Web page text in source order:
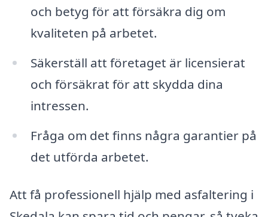
och betyg för att försäkra dig om
kvaliteten på arbetet.
Säkerställ att företaget är licensierat
och försäkrat för att skydda dina
intressen.
Fråga om det finns några garantier på
det utförda arbetet.
Att få professionell hjälp med asfaltering i